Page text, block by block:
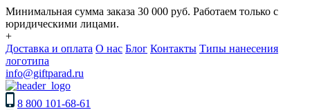
Минимальная сумма заказа 30 000 руб. Работаем только с
юридическими лицами.
+
Доставка и оплата О нас Блог Контакты Типы нанесения
логотипа
info@giftparad.ru
8 800 101-68-61